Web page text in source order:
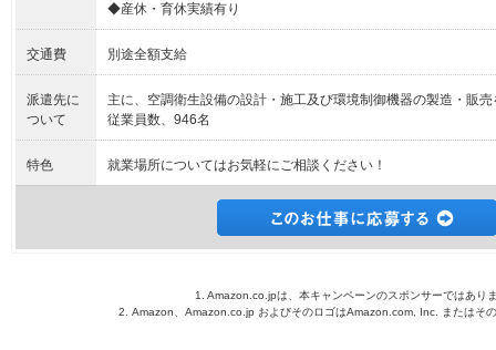
◆産休・育休実績有り
交通費 別途全額支給
派遣先に
ついて
主に、空調衛生設備の設計・施工及び環境制御機器の製造・販
従業員数、946名
特色 就業場所についてはお気軽にご相談ください！
1. Amazon.co.jpは、本キャンペーンのスポンサーではあり
2. Amazon、Amazon.co.jp およびそのロゴはAmazon.com, Inc. またはそ